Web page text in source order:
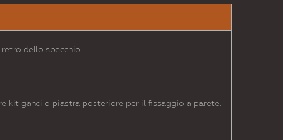
dello specchio.
kit ganci o piastra posteriore per il fissaggio a parete.